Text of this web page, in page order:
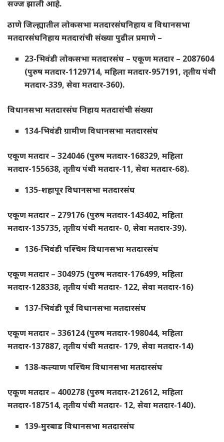
सज्ज झाली आहे.
ठाणे जिल्ह्यातील लोकसभा मतदारसंघनिहाय व विधानसभा
मतदारसंघनिहाय मतदारांची संख्या पुढील प्रमाणे –
23-भिवंडी लोकसभा मतदारसंघ – एकूण मतदार – 2087604
(पुरुष मतदार-1129714, महिला मतदार-957191, तृतीय पंथी
मतदार-339, सेवा मतदार-360).
विधानसभा मतदारसंघ निहाय मतदारांची संख्या
134-भिवंडी ग्रामीण विधानसभा मतदारसंघ
एकूण मतदार – 324046 (पुरुष मतदार-168329, महिला
मतदार-155638, तृतीय पंथी मतदार-11, सेवा मतदार-68).
135-शहापूर विधानसभा मतदारसंघ
एकूण मतदार – 279176 (पुरुष मतदार-143402, महिला
मतदार-135735, तृतीय पंथी मतदार- 0, सेवा मतदार-39).
136-भिवंडी पश्चिम विधानसभा मतदारसंघ
एकूण मतदार – 304975 (पुरुष मतदार-176499, महिला
मतदार-128338, तृतीय पंथी मतदार- 122, सेवा मतदार-16)
137-भिवंडी पूर्व विधानसभा मतदारसंघ
एकूण मतदार – 336124 (पुरुष मतदार-198044, महिला
मतदार-137887, तृतीय पंथी मतदार- 179, सेवा मतदार-14)
138-कल्याण पश्चिम विधानसभा मतदारसंघ
एकूण मतदार – 400278 (पुरुष मतदार-212612, महिला
मतदार-187514, तृतीय पंथी मतदार- 12, सेवा मतदार-140).
139-मुरबाड विधानसभा मतदारसंघ